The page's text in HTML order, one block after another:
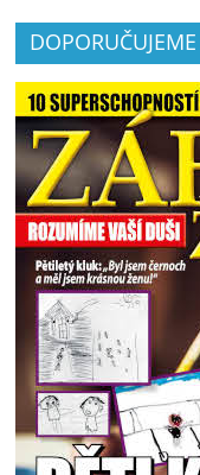
DOPORUČUJEME